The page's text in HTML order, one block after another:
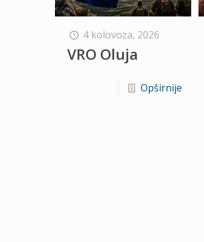
4 kolovoza, 2026
VRO Oluja
Opširnije